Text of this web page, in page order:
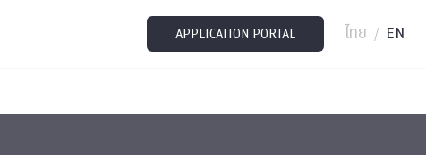
APPLICATION PORTAL ไทย / EN